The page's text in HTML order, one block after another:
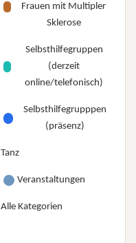
Frauen mit Multipler
Sklerose
Selbsthilfegruppen
(derzeit
online/telefonisch)
Selbsthilfegrupppen
(präsenz)
Tanz
Veranstaltungen
Alle Kategorien